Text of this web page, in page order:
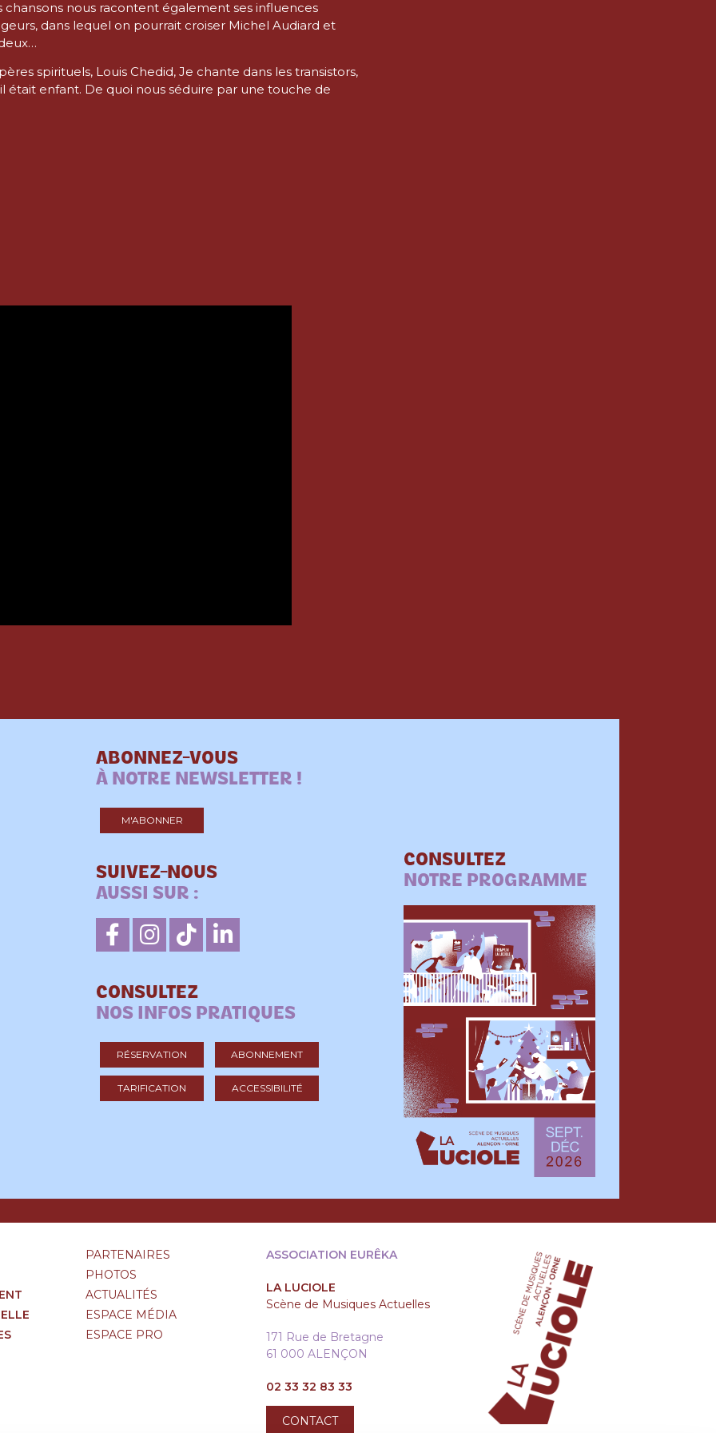
chansons nous racontent également ses influences
dans lequel on pourrait croiser Michel Audiard et
spirituels, Louis Chedid, Je chante dans les transistors,
était enfant. De quoi nous séduire par une touche de
ABONNEZ-VOUS
À NOTRE NEWSLETTER !
M'ABONNER
SUIVEZ-NOUS
AUSSI SUR :
CONSULTEZ
NOS INFOS PRATIQUES
RÉSERVATION ABONNEMENT
TARIFICATION ACCESSIBILITÉ
CONSULTEZ
NOTRE PROGRAMME
PARTENAIRES
PHOTOS
ACTUALITÉS
ESPACE MÉDIA
ESPACE PRO
ASSOCIATION EURÊKA
LA LUCIOLE
Scène de Musiques Actuelles
171 Rue de Bretagne
61 000 ALENÇON
02 33 32 83 33
CONTACT